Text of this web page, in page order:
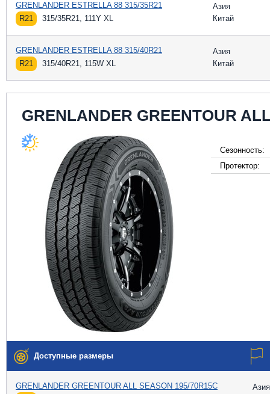
GRENLANDER ESTRELLA 88 315/35R21
R21
315/35R21, 111Y XL
Азия
Китай
GRENLANDER ESTRELLA 88 315/40R21
R21
315/40R21, 115W XL
Азия
Китай
GRENLANDER GREENTOUR
Сезонность:
Протектор:
Доступные размеры
GRENLANDER GREENTOUR ALL SEASON 195/70R15C
Азия